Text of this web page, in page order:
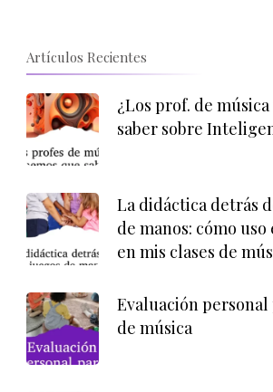
Artículos Recientes
¿Los prof. de
saber sobre
La didáctica detrás
de manos: cómo
en mis clases de
Evaluación
de música